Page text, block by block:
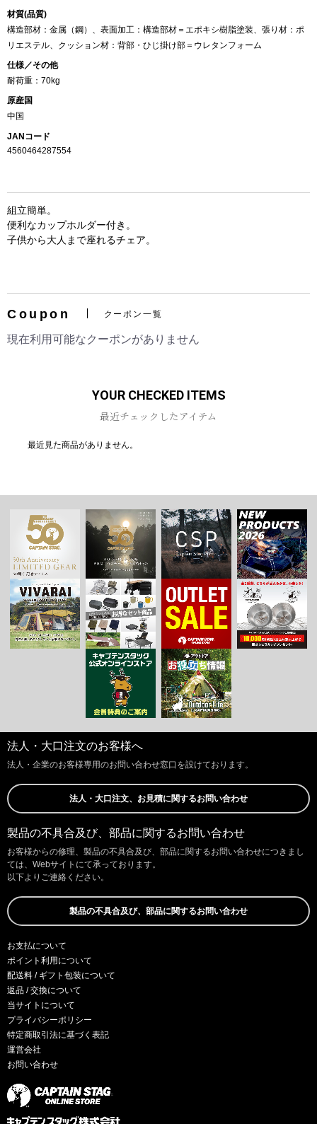
お買い物を続ける カートへ進む
材質(品質)
構造部材：金属（鋼）、表面加工：構造部材＝エポキシ樹脂塗装、張り材：ポ
リエステル、クッション材：背部・ひじ掛け部＝ウレタンフォーム
仕様／その他
耐荷重：70kg
原産国
中国
JANコード
4560464287554
組立簡単。
便利なカップホルダー付き。
子供から大人まで座れるチェア。
Coupon クーポン一覧
現在利用可能なクーポンがありません
YOUR CHECKED ITEMS
最近チェックしたアイテム
最近見た商品がありません。
法人・大口注文のお客様へ
法人・企業のお客様専用のお問い合わせ窓口を設けております。
法人・大口注文、お見積に関するお問い合わせ
製品の不具合及び、部品に関するお問い合わせ
お客様からの修理、製品の不具合及び、部品に関するお問い合わせにつきまし
ては、Webサイトにて承っております。
以下よりご連絡ください。
製品の不具合及び、部品に関するお問い合わせ
お支払について
ポイント利用について
配送料 / ギフト包装について
返品 / 交換について
当サイトについて
プライバシーポリシー
特定商取引法に基づく表記
運営会社
お問い合わせ